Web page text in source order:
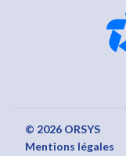
© 2026 ORSYS
Mentions légales